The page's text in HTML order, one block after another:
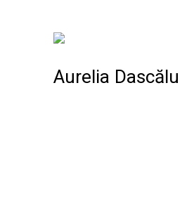
Aurelia Dascălu